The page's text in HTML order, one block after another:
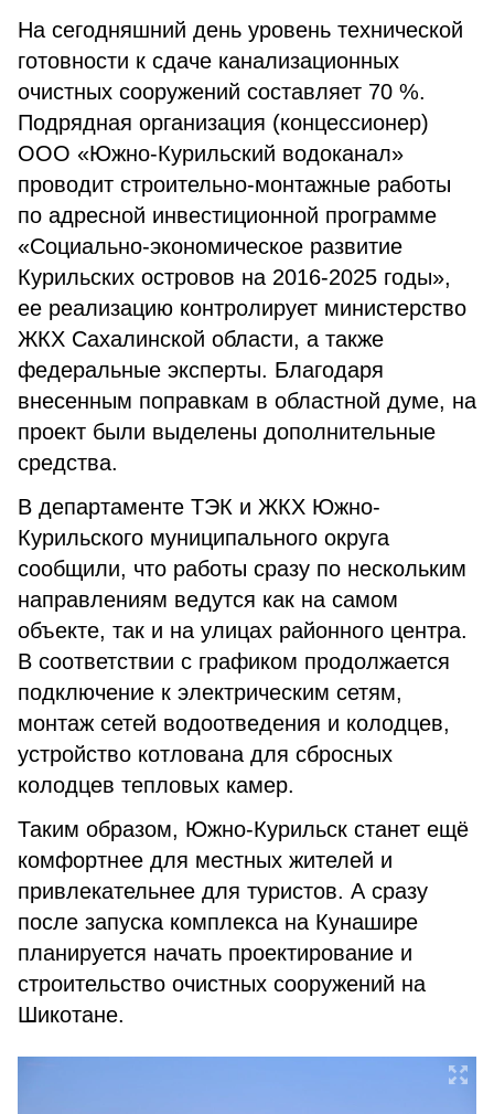
На сегодняшний день уровень технической
готовности к сдаче канализационных
очистных сооружений составляет 70 %.
Подрядная организация (концессионер)
ООО «Южно-Курильский водоканал»
проводит строительно-монтажные работы
по адресной инвестиционной программе
«Социально-экономическое развитие
Курильских островов на 2016-2025 годы»,
ее реализацию контролирует министерство
ЖКХ Сахалинской области, а также
федеральные эксперты. Благодаря
внесенным поправкам в областной думе, на
проект были выделены дополнительные
средства.
В департаменте ТЭК и ЖКХ Южно-
Курильского муниципального округа
сообщили, что работы сразу по нескольким
направлениям ведутся как на самом
объекте, так и на улицах районного центра.
В соответствии с графиком продолжается
подключение к электрическим сетям,
монтаж сетей водоотведения и колодцев,
устройство котлована для сбросных
колодцев тепловых камер.
Таким образом, Южно-Курильск станет ещё
комфортнее для местных жителей и
привлекательнее для туристов. А сразу
после запуска комплекса на Кунашире
планируется начать проектирование и
строительство очистных сооружений на
Шикотане.